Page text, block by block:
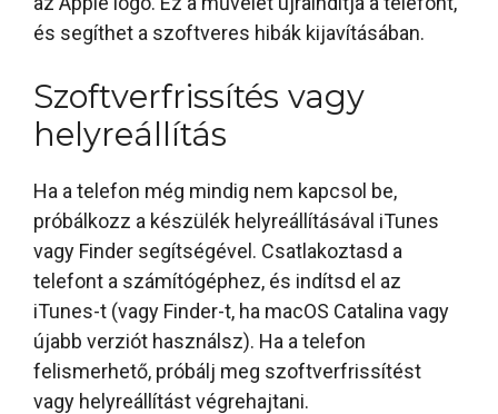
és segíthet a szoftveres hibák kijavításában.
Szoftverfrissítés vagy
helyreállítás
Ha a telefon még mindig nem kapcsol be,
próbálkozz a készülék helyreállításával iTunes
vagy Finder segítségével. Csatlakoztasd a
telefont a számítógéphez, és indítsd el az
iTunes-t (vagy Finder-t, ha macOS Catalina vagy
újabb verziót használsz). Ha a telefon
felismerhető, próbálj meg szoftverfrissítést
vagy helyreállítást végrehajtani.